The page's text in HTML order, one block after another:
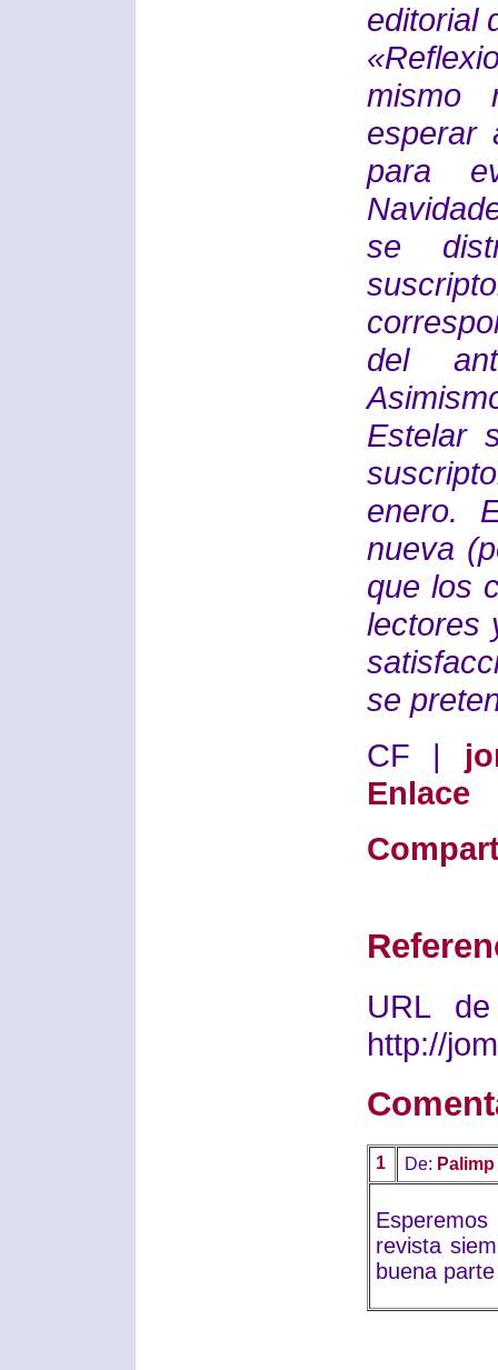
editorial
mismo
esperar
para
se
del
Estelar
enero.
nueva
que los
lectores
se
CF |
Enlace
URL
http://
1 De: Palimp
revista
buena